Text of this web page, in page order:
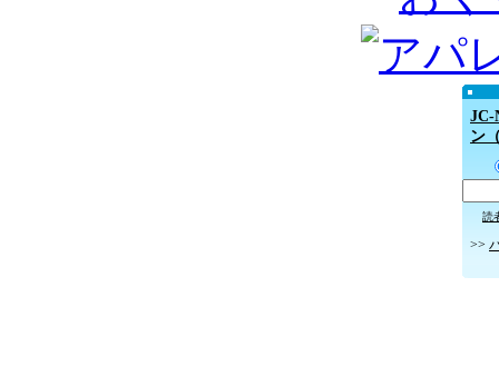
JC-
ン
読
>>